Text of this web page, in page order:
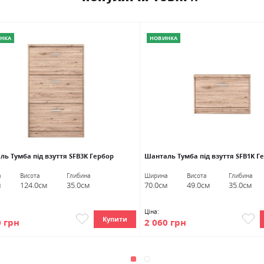
Тумба під взуття SFB3K Гербор
Висота
124.0см
Глибина
35.0см
грн Купити
НОВИНКА
Шанталь Тумба під взуття SFB1K
Ширина
70.0см
Висота
49.0см
Глибина
35.0см
Ціна:
2 060 грн